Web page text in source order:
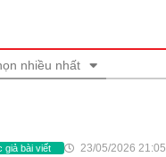
nhiều nhất
giả bài viết 23/05/2026 21:05